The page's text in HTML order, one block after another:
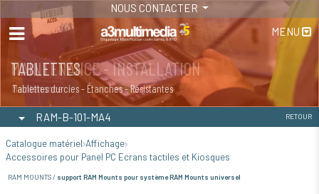
NOUS CONTACTER
MENU
MAINTENANCE - INSTALLATION
Maintenance
TABLETTES
Tablettes durcies - Étanches - Résistantes
RAM-B-101-MA4 RETOUR
Catalogue matériel Affichage
Accessoires pour Panel PC Ecrans tactiles et Kiosques
RAM MOUNTS / support RAM Mounts pour système RAM Mounts universel